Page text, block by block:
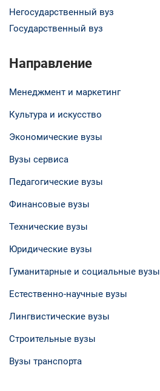
Негосударственный вуз
Государственный вуз
Направление
Менеджмент и маркетинг
Культура и искусство
Экономические вузы
Вузы сервиса
Педагогические вузы
Финансовые вузы
Технические вузы
Юридические вузы
Гуманитарные и социальные вузы
Естественно-научные вузы
Лингвистические вузы
Строительные вузы
Вузы транспорта